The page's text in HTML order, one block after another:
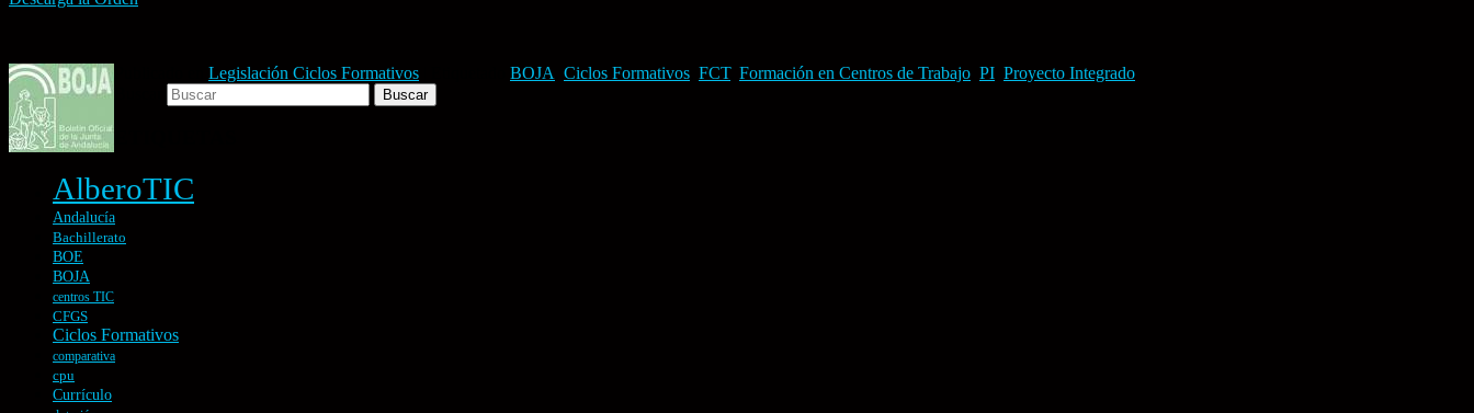
Legislación Ciclos Formativos BOJA Ciclos Formativos FCT, Formación en Centros de Trabajo PI Proyecto Integrado
AlberoTIC
Andalucía
Bachillerato
BOE
BOJA
centros TIC
CFGS
Ciclos Formativos
comparativa
cpu
Currículo